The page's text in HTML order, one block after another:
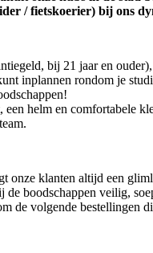
/ fietskoerier) bij ons
bij 21 jaar en
inplannen rondom je
helm en comfortabele
onze klanten altijd een
boodschappen veilig,
de volgende bestellingen